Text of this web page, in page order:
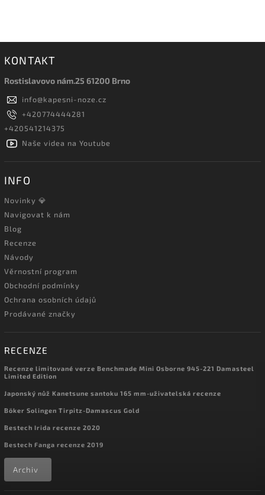
KONTAKT
Rostislavovo nám.25 61200 Brno
info@kapesni-noze.cz
+420774444281
+420541214375
Naše videa na Youtube
INFO
Novinky 💎
Navigovat k nám
Blog
Recenze
Návody
Věrnostní program
Obchodní podmínky
Ochrana osobních údajů
Prodávané značky
RECENZE
Recenze limitované verze Benchmade Mini Osborne 945-221 Damasteel
Limited Edition
Japonský nůž Kanetsune santoku 165 mm-uživatelská recenze
Böker Solingen Tirpitz-Damascus Gold
Bestech Irida recenze 2020
Bestech Fanga recenze 2019
Archiv